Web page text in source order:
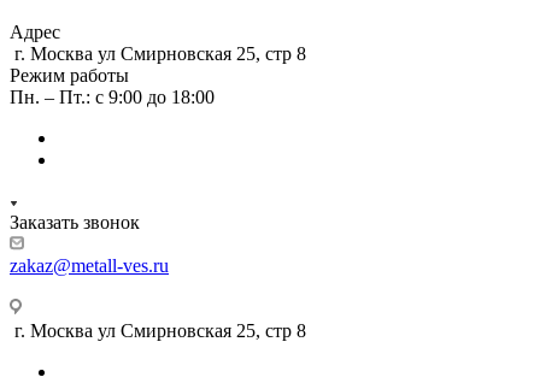
Адрес
г. Москва ул Смирновская 25, стр 8
Режим работы
Пн. – Пт.: с 9:00 до 18:00
Заказать звонок
zakaz@metall-ves.ru
г. Москва ул Смирновская 25, стр 8